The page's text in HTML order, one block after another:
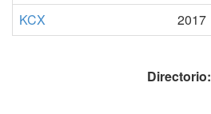
KCX
2017
Directorio: